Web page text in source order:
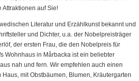
Attraktionen auf Sie!
Literatur und Erzählkunst bekannt und
und Dichter, u.a. der Nobelpreisträger
der ersten Frau, die den Nobelpreis für
Wohnhaus in Mårbacka ist ein beliebter
nah und fern. Wir empfehlen auch einen
mit Obstbäumen, Blumen, Kräutergarten